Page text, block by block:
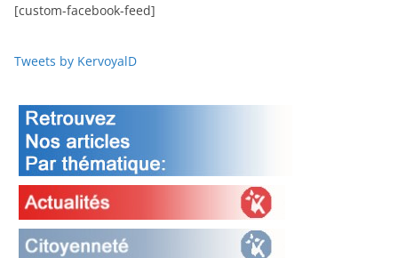
[custom-facebook-feed]
Tweets by KervoyalD